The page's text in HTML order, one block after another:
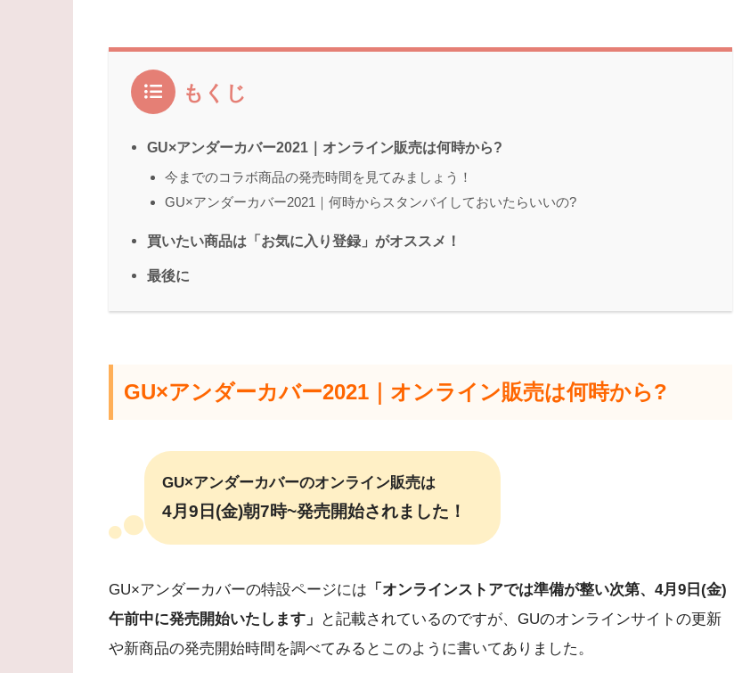
もくじ
GU×アンダーカバー2021｜オンライン販売は何時から?
今までのコラボ商品の発売時間を見てみましょう！
GU×アンダーカバー2021｜何時からスタンバイしておいたらいいの?
買いたい商品は「お気に入り登録」がオススメ！
最後に
GU×アンダーカバー2021｜オンライン販売は何時から?
GU×アンダーカバーのオンライン販売は
4月9日(金)朝7時~発売開始されました！
GU×アンダーカバーの特設ページには 「オンラインストアでは準備が整い次第、4月9日(金)
午前中に発売開始いたします」
と記載されているのですが、GUのオンラインサイトの更新
や新商品の発売開始時間を調べてみるとこのように書いてありました。